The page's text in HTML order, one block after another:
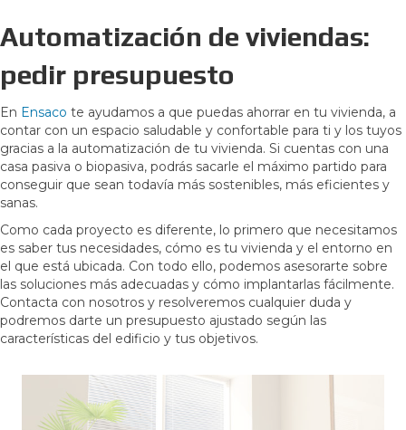
Automatización de viviendas:
pedir presupuesto
En Ensaco te ayudamos a que puedas ahorrar en tu vivienda, a
contar con un espacio saludable y confortable para ti y los tuyos
gracias a la automatización de tu vivienda. Si cuentas con una
casa pasiva o biopasiva, podrás sacarle el máximo partido para
conseguir que sean todavía más sostenibles, más eficientes y
sanas.
Como cada proyecto es diferente, lo primero que necesitamos
es saber tus necesidades, cómo es tu vivienda y el entorno en
el que está ubicada. Con todo ello, podemos asesorarte sobre
las soluciones más adecuadas y cómo implantarlas fácilmente.
Contacta con nosotros y resolveremos cualquier duda y
podremos darte un presupuesto ajustado según las
características del edificio y tus objetivos.